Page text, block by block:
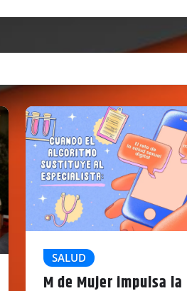
SALUD
M de Mujer impulsa la